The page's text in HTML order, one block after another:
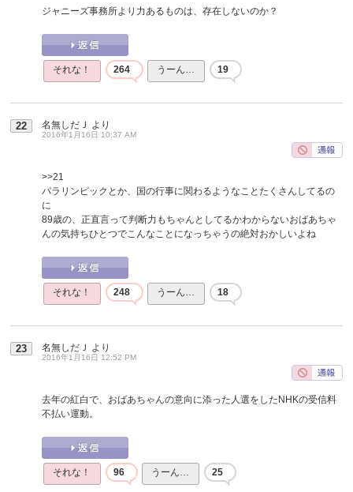
ジャニーズ事務所より力あるものは、存在しないのか？
それな！ 264 うーん… 19
22 名無しだＪ より
2016年1月16日 10:37 AM
>>21
パラリンピックとか、国の行事に関わるようなことたくさんしてるの
に
89歳の、正直言って判断力もちゃんとしてるかわからないおばあちゃ
んの気持ちひとつでこんなことになっちゃうの絶対おかしいよね
それな！ 248 うーん… 18
23 名無しだＪ より
2016年1月16日 12:52 PM
去年の紅白で、おばあちゃんの意向に添った人選をしたNHKの受信料
不払い運動。
それな！ 96 うーん… 25